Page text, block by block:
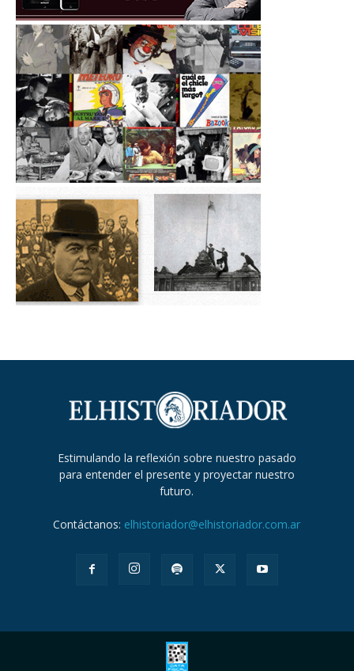
Estimulando la reflexión sobre nuestro pasado
para entender el presente y proyectar nuestro
futuro.
Contáctanos: elhistoriador@elhistoriador.com.ar